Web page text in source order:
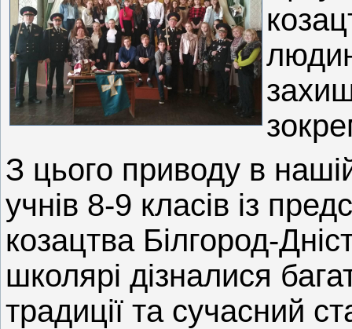
З цього приводу в
учнів 8-9 класів із
козацтва Білгород-
школярі дізналися
традиції та сучасний